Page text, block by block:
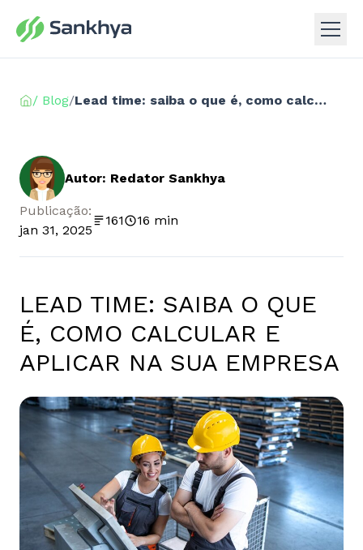
/ Blog/ Lead time: saiba o que é, como calcular e aplicar na sua empresa
Autor: Redator Sankhya
Publicação:
jan 31, 2025
161 16 min
LEAD TIME: SAIBA O QUE
É, COMO CALCULAR E
APLICAR NA SUA EMPRESA